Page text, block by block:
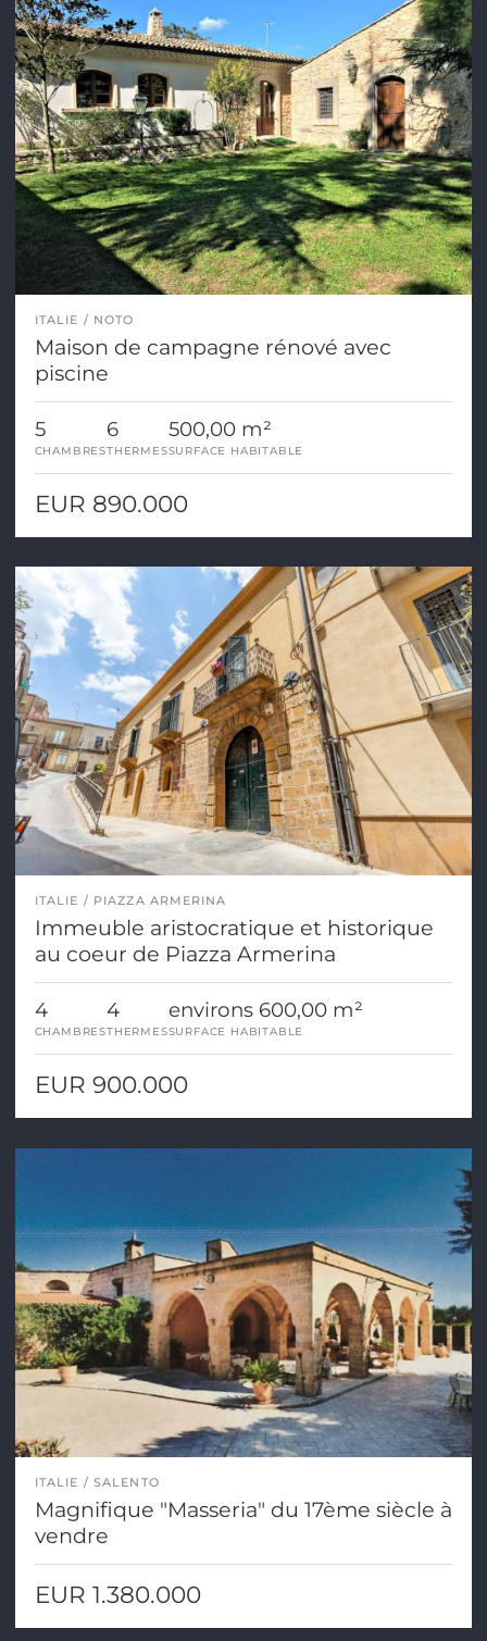
ITALIE NOTO
Maison de campagne rénové avec
piscine
5
CHAMBRES
6
THERMES
500,00 m²
SURFACE HABITABLE
EUR 890.000
ITALIE PIAZZA ARMERINA
Immeuble aristocratique et historique
au coeur de Piazza Armerina
4
CHAMBRES
4
THERMES
environs 600,00 m²
SURFACE HABITABLE
EUR 900.000
ITALIE SALENTO
Magnifique "Masseria" du 17ème siècle à
vendre
EUR 1.380.000